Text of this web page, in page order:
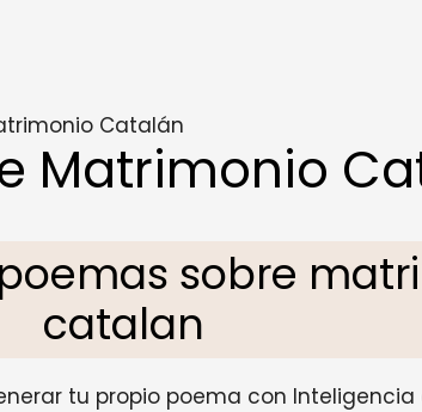
Catalán
Matrimonio
sobre
catalan
tu propio poema con